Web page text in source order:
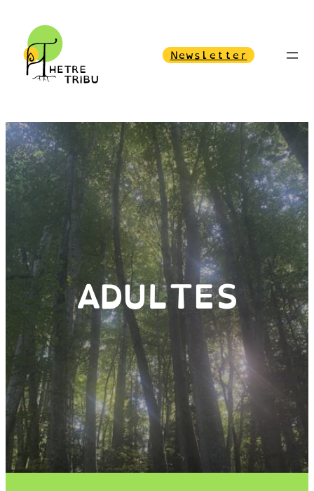
Newsletter
ADULTES